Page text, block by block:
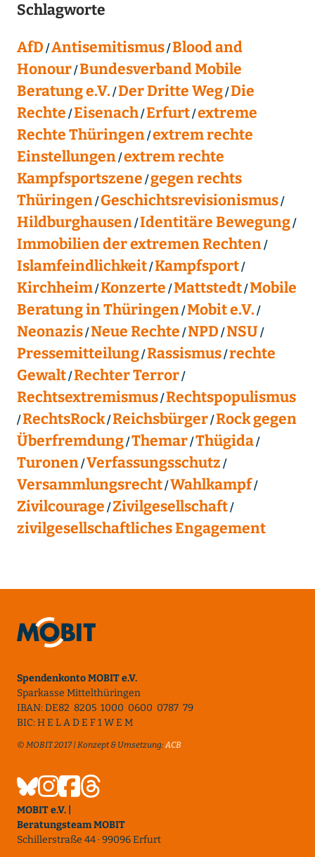
Schlagworte
AfD Antisemitismus Blood and
Honour Bundesverband Mobile
Beratung e.V. Der Dritte Weg Die
Rechte Eisenach Erfurt extreme
Rechte Thüringen extrem rechte
Einstellungen extrem rechte
Kampfsportszene gegen rechts
Thüringen Geschichtsrevisionismus
Hildburghausen Identitäre Bewegung
Immobilien der extremen Rechten
Islamfeindlichkeit Kampfsport
Kirchheim Konzerte Mattstedt Mobile
Beratung in Thüringen Mobit e.V.
Neonazis Neue Rechte NPD NSU
Pressemitteilung Rassismus rechte
Gewalt Rechter Terror
Rechtsextremismus Rechtspopulismus
RechtsRock Reichsbürger Rock gegen
Überfremdung Themar Thügida
Turonen Verfassungsschutz
Versammlungsrecht Wahlkampf
Zivilcourage Zivilgesellschaft
zivilgesellschaftliches Engagement
Spendenkonto MOBIT e.V.
Sparkasse Mittelthüringen
IBAN: DE82 8205 1000 0600 0787 79
BIC: H E L A D E F 1 W E M
© MOBIT 2017 | Konzept & Umsetzung:ACB
MOBIT e.V. |
Beratungsteam MOBIT
Schillerstraße 44 · 99096 Erfurt